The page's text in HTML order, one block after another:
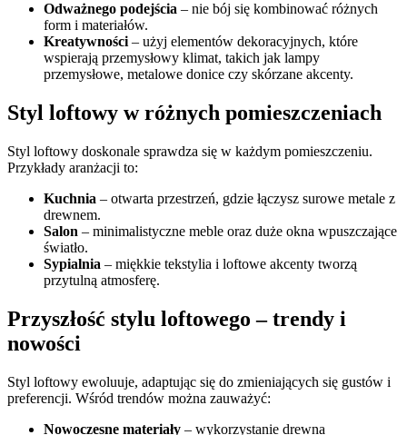
Odważnego podejścia – nie bój się kombinować różnych
form i materiałów.
Kreatywności – użyj elementów dekoracyjnych, które
wspierają przemysłowy klimat, takich jak lampy
przemysłowe, metalowe donice czy skórzane akcenty.
Styl loftowy w różnych pomieszczeniach
Styl loftowy doskonale sprawdza się w każdym pomieszczeniu.
Przykłady aranżacji to:
Kuchnia – otwarta przestrzeń, gdzie łączysz surowe metale z
drewnem.
Salon – minimalistyczne meble oraz duże okna wpuszczające
światło.
Sypialnia – miękkie tekstylia i loftowe akcenty tworzą
przytulną atmosferę.
Przyszłość stylu loftowego – trendy i
nowości
Styl loftowy ewoluuje, adaptując się do zmieniających się gustów i
preferencji. Wśród trendów można zauważyć:
Nowoczesne materiały – wykorzystanie drewna